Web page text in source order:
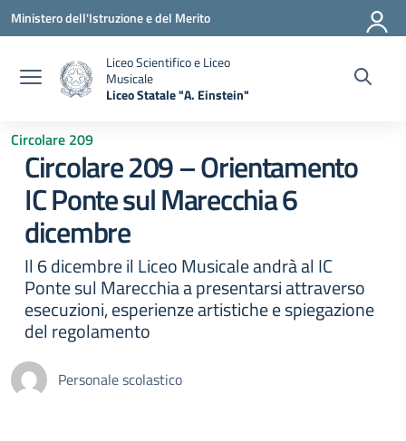
Vai ai contenuti
Vai al menu di navigazione
Vai al footer
Ministero dell'Istruzione e del Merito
Liceo Scientifico e Liceo
Musicale
Liceo Statale "A. Einstein"
Circolare 209
Circolare 209 – Orientamento
IC Ponte sul Marecchia 6
dicembre
Il 6 dicembre il Liceo Musicale andrà al IC
Ponte sul Marecchia a presentarsi attraverso
esecuzioni, esperienze artistiche e spiegazione
del regolamento
Personale scolastico